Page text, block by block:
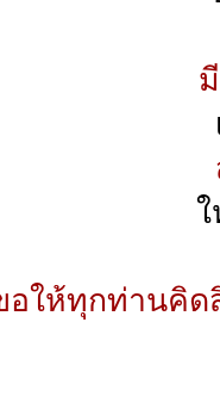
อให้ทุกท่านคิด